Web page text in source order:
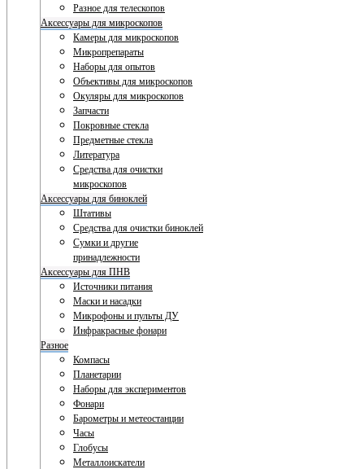
Разное для телескопов
Аксессуары для микроскопов
Камеры для микроскопов
Микропрепараты
Наборы для опытов
Объективы для микроскопов
Окуляры для микроскопов
Запчасти
Покровные стекла
Предметные стекла
Литература
Средства для очистки
микроскопов
Аксессуары для биноклей
Штативы
Средства для очистки биноклей
Сумки и другие
принадлежности
Аксессуары для ПНВ
Источники питания
Маски и насадки
Микрофоны и пульты ДУ
Инфракрасные фонари
Разное
Компасы
Планетарии
Наборы для экспериментов
Фонари
Барометры и метеостанции
Часы
Глобусы
Металлоискатели